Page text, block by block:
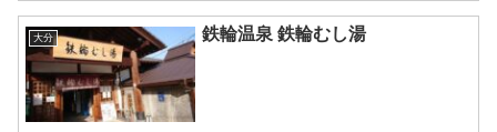
大分 鉄輪温泉 鉄輪むし湯